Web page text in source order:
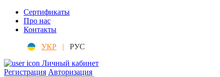
Сертификаты
Про нас
Контакты
УКР |
РУС
Личный кабинет
Регистрация Авторизация